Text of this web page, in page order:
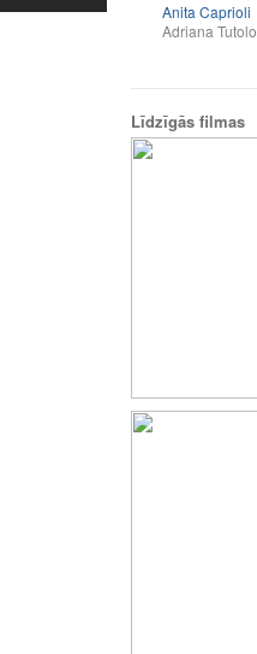
Anita Caprioli
Adriana Tutolo
Līdzīgās filmas